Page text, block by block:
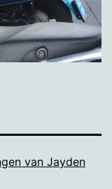
van Jayden